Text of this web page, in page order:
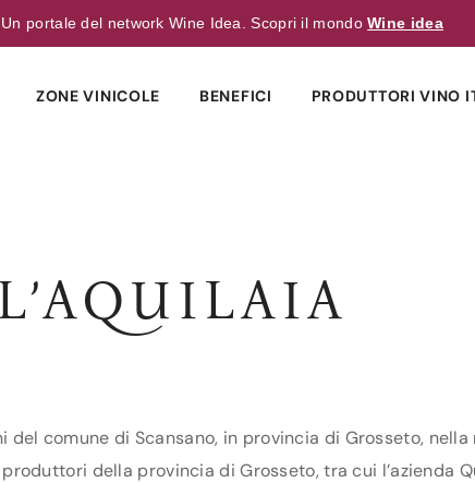
Un portale del network Wine Idea. Scopri il mondoWine idea
ZONE VINICOLE BENEFICI PRODUTTORI VINO
del comune di Scansano, in provincia di Grosseto,
della provincia di Grosseto, tra cui l’azienda